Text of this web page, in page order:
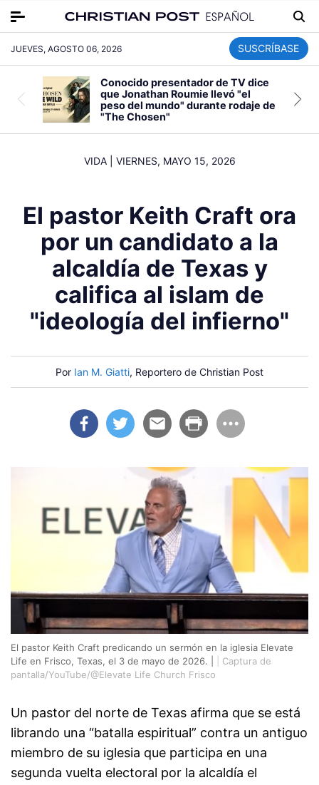
JUEVES, AGOSTO 06, 2026 SUSCRÍBASE
Conocido presentador de TV dice
que Jonathan Roumie llevó "el
peso del mundo" durante rodaje de
"The Chosen"
VIDA| VIERNES, MAYO 15, 2026
El pastor Keith Craft ora
por un candidato a la
alcaldía de Texas y
califica al islam de
"ideología del infierno"
Por Ian M. Giatti, Reportero de Christian Post
El pastor Keith Craft predicando un sermón en la iglesia Elevate
Life en Frisco, Texas, el 3 de mayo de 2026. |
Captura de
pantalla/YouTube/@Elevate Life Church Frisco
Un pastor del norte de Texas afirma que se está
librando una “batalla espiritual” contra un antiguo
miembro de su iglesia que participa en una
segunda vuelta electoral por la alcaldía el